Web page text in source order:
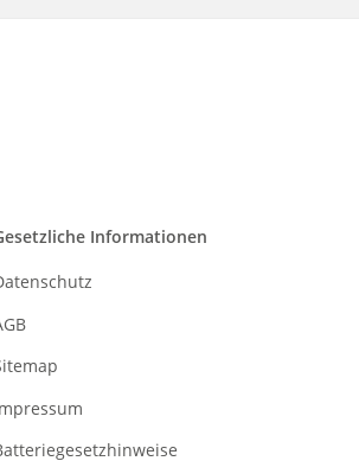
Informationen